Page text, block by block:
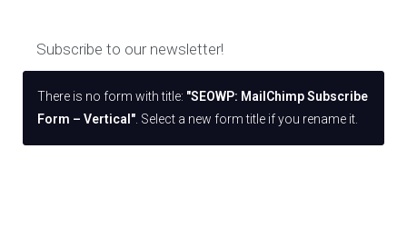
Subscribe to our newsletter!
There is no form with title: "SEOWP: MailChimp Subscribe
Form – Vertical" . Select a new form title if you rename it.